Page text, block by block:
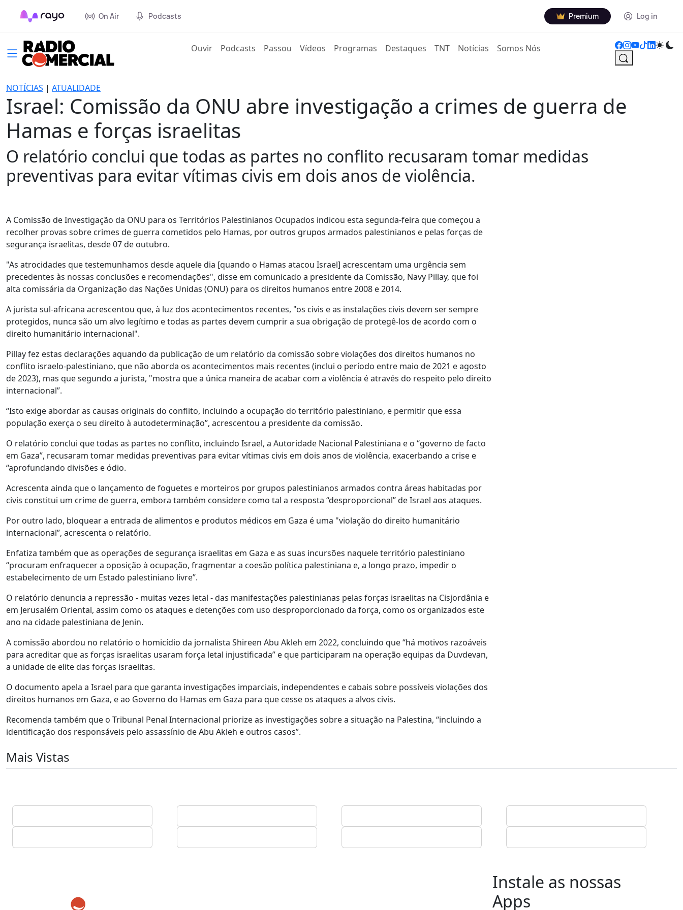
On Air Podcasts Premium Log in
Ouvir(current)
Podcasts Passou Vídeos Programas Destaques TNT Notícias Somos Nós
NOTÍCIAS | ATUALIDADE
Israel: Comissão da ONU abre investigação a crimes de guerra de
Hamas e forças israelitas
O relatório conclui que todas as partes no conflito recusaram tomar medidas
preventivas para evitar vítimas civis em dois anos de violência.
A Comissão de Investigação da ONU para os Territórios Palestinianos Ocupados indicou esta segunda-feira que começou a
recolher provas sobre crimes de guerra cometidos pelo Hamas, por outros grupos armados palestinianos e pelas forças de
segurança israelitas, desde 07 de outubro.
"As atrocidades que testemunhamos desde aquele dia [quando o Hamas atacou Israel] acrescentam uma urgência sem
precedentes às nossas conclusões e recomendações", disse em comunicado a presidente da Comissão, Navy Pillay, que foi
alta comissária da Organização das Nações Unidas (ONU) para os direitos humanos entre 2008 e 2014.
A jurista sul-africana acrescentou que, à luz dos acontecimentos recentes, "os civis e as instalações civis devem ser sempre
protegidos, nunca são um alvo legítimo e todas as partes devem cumprir a sua obrigação de protegê-los de acordo com o
direito humanitário internacional".
Pillay fez estas declarações aquando da publicação de um relatório da comissão sobre violações dos direitos humanos no
conflito israelo-palestiniano, que não aborda os acontecimentos mais recentes (inclui o período entre maio de 2021 e agosto
de 2023), mas que segundo a jurista, "mostra que a única maneira de acabar com a violência é através do respeito pelo direito
internacional”.
“Isto exige abordar as causas originais do conflito, incluindo a ocupação do território palestiniano, e permitir que essa
população exerça o seu direito à autodeterminação”, acrescentou a presidente da comissão.
O relatório conclui que todas as partes no conflito, incluindo Israel, a Autoridade Nacional Palestiniana e o “governo de facto
em Gaza”, recusaram tomar medidas preventivas para evitar vítimas civis em dois anos de violência, exacerbando a crise e
“aprofundando divisões e ódio.
Acrescenta ainda que o lançamento de foguetes e morteiros por grupos palestinianos armados contra áreas habitadas por
civis constitui um crime de guerra, embora também considere como tal a resposta “desproporcional” de Israel aos ataques.
Por outro lado, bloquear a entrada de alimentos e produtos médicos em Gaza é uma "violação do direito humanitário
internacional”, acrescenta o relatório.
Enfatiza também que as operações de segurança israelitas em Gaza e as suas incursões naquele território palestiniano
“procuram enfraquecer a oposição à ocupação, fragmentar a coesão política palestiniana e, a longo prazo, impedir o
estabelecimento de um Estado palestiniano livre”.
O relatório denuncia a repressão - muitas vezes letal - das manifestações palestinianas pelas forças israelitas na Cisjordânia e
em Jerusalém Oriental, assim como os ataques e detenções com uso desproporcionado da força, como os organizados este
ano na cidade palestiniana de Jenin.
A comissão abordou no relatório o homicídio da jornalista Shireen Abu Akleh em 2022, concluindo que “há motivos razoáveis
para acreditar que as forças israelitas usaram força letal injustificada” e que participaram na operação equipas da Duvdevan,
a unidade de elite das forças israelitas.
O documento apela a Israel para que garanta investigações imparciais, independentes e cabais sobre possíveis violações dos
direitos humanos em Gaza, e ao Governo do Hamas em Gaza para que cesse os ataques a alvos civis.
Recomenda também que o Tribunal Penal Internacional priorize as investigações sobre a situação na Palestina, “incluindo a
identificação dos responsáveis pelo assassínio de Abu Akleh e outros casos”.
Mais Vistas
Instale as nossas
Apps